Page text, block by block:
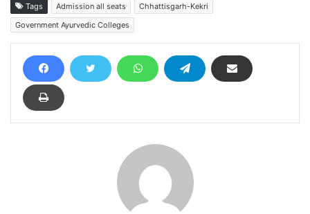
Tags Admission all seats
Chhattisgarh-Kekri
Government Ayurvedic Colleges